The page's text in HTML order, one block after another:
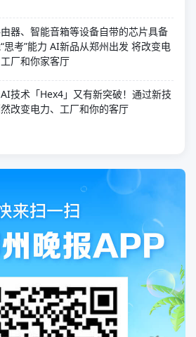
器、智能音箱等设备自带的芯片具备
思考”能力 AI新品从郑州出发 将改变电
厂和你家客厅
技术「Hex4」又有新突破！通过新技
改变电力、工厂和你的客厅